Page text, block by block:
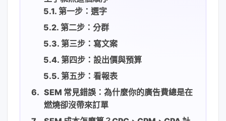
第一步：選字
第二步：分群
第三步：寫文案
第四步：設出價與預算
第五步：看報表
SEM 常見錯誤：為什麼你的廣告費總是在
燃燒卻沒帶來訂單